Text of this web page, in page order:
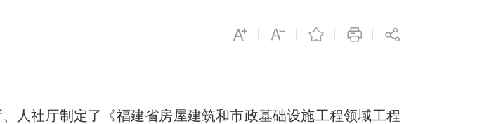
社厅制定了《福建省房屋建筑和市政基础设施工程领域工程